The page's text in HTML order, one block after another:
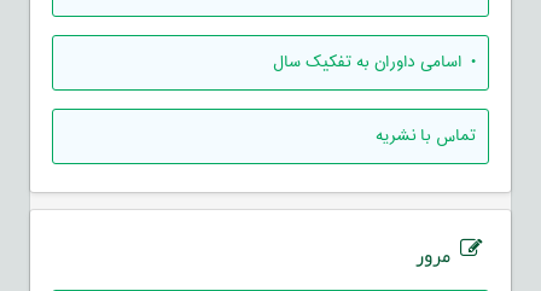
• اسامی داوران به تفکیک سال
تماس با نشریه
مرور